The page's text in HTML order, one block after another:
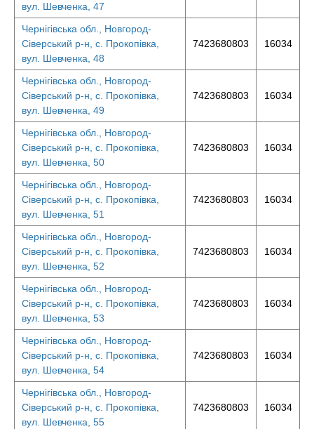
вул. Шевченка, 47
Чернігівська обл., Новгород-
Сіверський р-н, с. Прокопівка,
вул. Шевченка, 48
7423680803 16034
Чернігівська обл., Новгород-
Сіверський р-н, с. Прокопівка,
вул. Шевченка, 49
7423680803 16034
Чернігівська обл., Новгород-
Сіверський р-н, с. Прокопівка,
вул. Шевченка, 50
7423680803 16034
Чернігівська обл., Новгород-
Сіверський р-н, с. Прокопівка,
вул. Шевченка, 51
7423680803 16034
Чернігівська обл., Новгород-
Сіверський р-н, с. Прокопівка,
вул. Шевченка, 52
7423680803 16034
Чернігівська обл., Новгород-
Сіверський р-н, с. Прокопівка,
вул. Шевченка, 53
7423680803 16034
Чернігівська обл., Новгород-
Сіверський р-н, с. Прокопівка,
вул. Шевченка, 54
7423680803 16034
Чернігівська обл., Новгород-
Сіверський р-н, с. Прокопівка,
вул. Шевченка, 55
7423680803 16034